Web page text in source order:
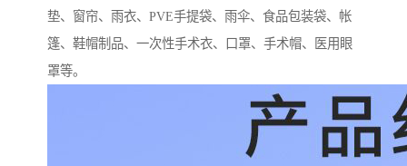
垫、窗帘、雨衣、PVE手提袋、雨伞、食品包装袋、帐
篷、鞋帽制品、一次性手术衣、口罩、手术帽、医用眼
罩等。